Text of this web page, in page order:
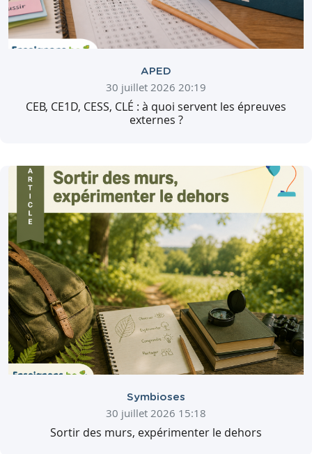
APED
30 juillet 2026 20:19
CEB, CE1D, CESS, CLÉ : à quoi servent les épreuves
externes ?
Symbioses
30 juillet 2026 15:18
Sortir des murs, expérimenter le dehors